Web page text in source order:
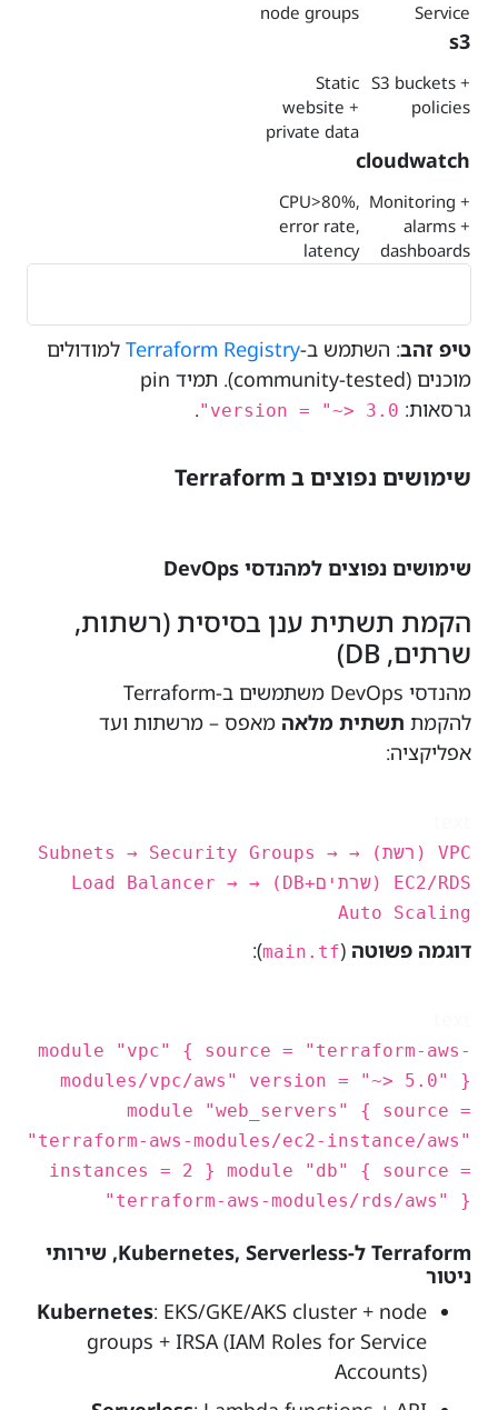
Service
node groups
s3
S3 buckets +
policies
Static
website +
private data
cloudwatch
Monitoring +
alarms +
dashboards
CPU>80%,
error rate,
latency
טיפ זהב: השתמש ב-Terraform Registry למודולים
מוכנים (community-tested). תמיד pin
גרסאות: version = "~> 3.0"
.
שימושים נפוצים ב Terraform
שימושים נפוצים למהנדסי DevOps
הקמת תשתית ענן בסיסית (רשתות,
שרתים, DB)
מהנדסי DevOps משתמשים ב-Terraform
להקמת תשתית מלאה מאפס – מרשתות ועד
אפליקציה:
VPC (רשת) → Subnets → Security Groups →
EC2/RDS (שרתים+DB) → Load Balancer →
Auto Scaling
דוגמה פשוטה (
main.tf
):
module "vpc" { source = "terraform-aws-
modules/vpc/aws" version = "~> 5.0" }
module "web_servers" { source =
"terraform-aws-modules/ec2-instance/aws"
instances = 2 } module "db" { source =
"terraform-aws-modules/rds/aws" }
Terraform ל-Kubernetes, Serverless, שירותי
ניטור
Kubernetes: EKS/GKE/AKS cluster + node
groups + IRSA (IAM Roles for Service
Accounts)